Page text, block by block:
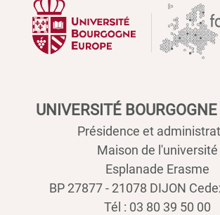
UNIVERSITÉ
Présidence et
Maison de l'université
Esplanade Erasme
BP 27877 - 21078 DIJON
Tél : 03 80 39 50 00